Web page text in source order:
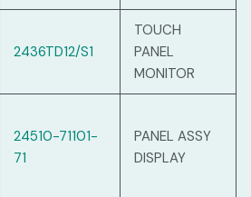
2436TD12/S1
TOUCH
PANEL
MONITOR
24510-71101-
71
PANEL ASSY
DISPLAY